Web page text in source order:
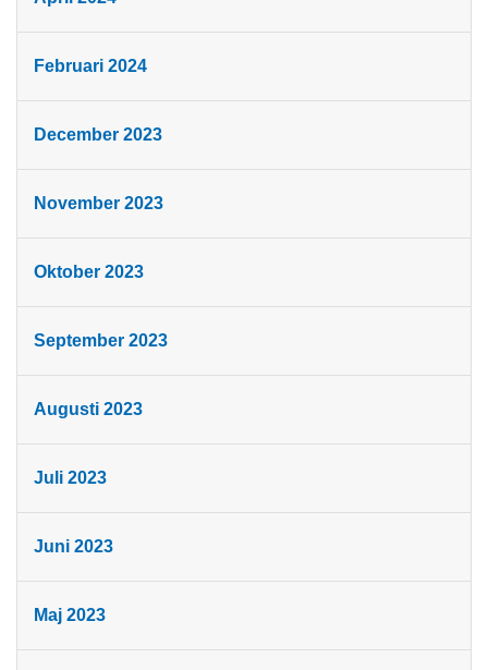
Februari 2024
December 2023
November 2023
Oktober 2023
September 2023
Augusti 2023
Juli 2023
Juni 2023
Maj 2023